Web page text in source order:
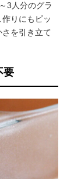
3人分のグラ
りにもピッ
を引き立て
要